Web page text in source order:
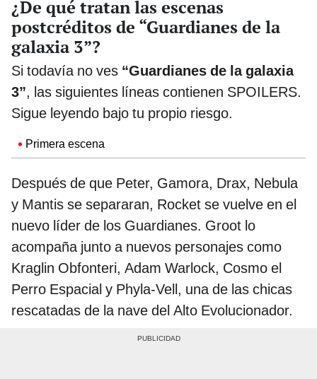
¿De qué tratan las escenas
postcréditos de “Guardianes de la
galaxia 3”?
Si todavía no ves “Guardianes de la galaxia
3”, las siguientes líneas contienen SPOILERS.
Sigue leyendo bajo tu propio riesgo.
Primera escena
Después de que Peter, Gamora, Drax, Nebula
y Mantis se separaran, Rocket se vuelve en el
nuevo líder de los Guardianes. Groot lo
acompaña junto a nuevos personajes como
Kraglin Obfonteri, Adam Warlock, Cosmo el
Perro Espacial y Phyla-Vell, una de las chicas
rescatadas de la nave del Alto Evolucionador.